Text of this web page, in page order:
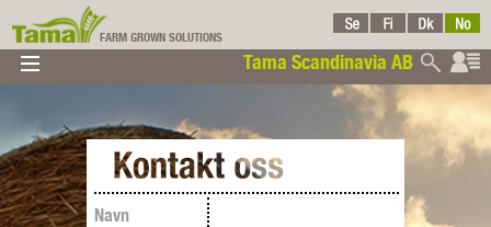
FARM GROWN SOLUTIONS
Tama Scandinavia AB
▼
▼
▼
Navn